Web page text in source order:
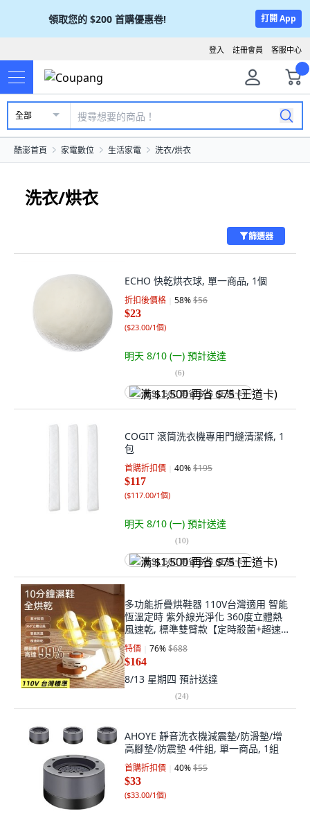
領取您的 $200 首購優惠卷! 打開 App
客服中心
註冊會員
登入
全部
酷澎首頁 家電數位 生活家電 洗衣/烘衣
洗衣/烘衣
篩選器
ECHO 快乾烘衣球, 單一商品, 1個
折扣後價格 58%$56
$23
($23.00/1個)
明天 8/10 (一) 預計送達
(6)
满 $1,500 再省 $75 (王道卡)
COGIT 滾筒洗衣機專用門縫清潔條, 1
包
首購折扣價 40%$195
$117
($117.00/1個)
明天 8/10 (一) 預計送達
(10)
满 $1,500 再省 $75 (王道卡)
多功能折疊烘鞋器 110V台灣適用 智能
恆溫定時 紫外線光淨化 360度立體熱
風速乾, 標準雙臂款【定時殺菌+超速
烘乾】, 白色, TW-234
特價 76%$688
$164
8/13 星期四 預計送達
(24)
AHOYE 靜音洗衣機減震墊/防滑墊/增
高腳墊/防震墊 4件組, 單一商品, 1組
首購折扣價 40%$55
$33
($33.00/1個)